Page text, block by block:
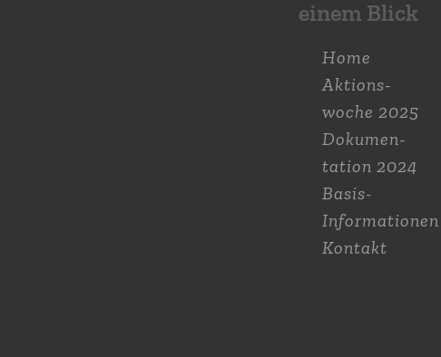
einem Blick
Home
Aktions­
woche 2025
Dokumen­
tation 2024
Basis-
Informationen
Kontakt